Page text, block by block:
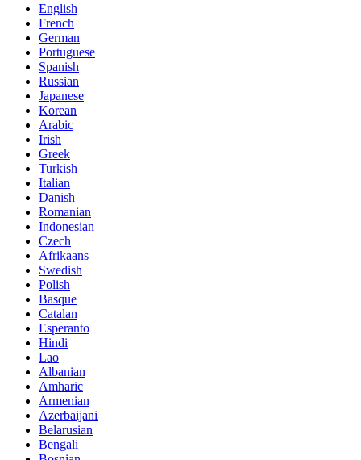
English
French
German
Portuguese
Spanish
Russian
Japanese
Korean
Arabic
Irish
Greek
Turkish
Italian
Danish
Romanian
Indonesian
Czech
Afrikaans
Swedish
Polish
Basque
Catalan
Esperanto
Hindi
Lao
Albanian
Amharic
Armenian
Azerbaijani
Belarusian
Bengali